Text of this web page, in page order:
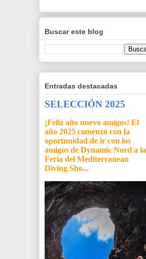
Buscar este blog
Entradas destacadas
SELECCIÓN 2025
¡Feliz año nuevo amigos! El
año 2025 comenzó con la
oportunidad de ir con los
amigos de Dynamic Nord a la
Feria del Mediterranean
Diving Sho...